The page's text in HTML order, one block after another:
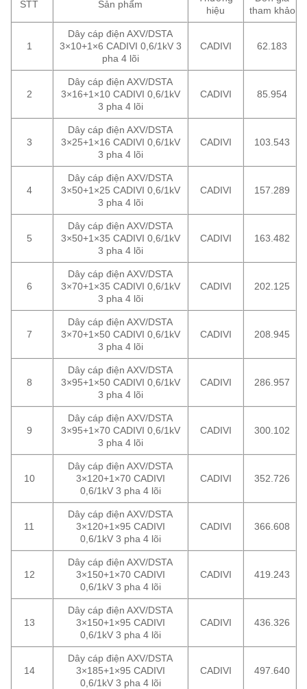
STT Sản phẩm
hiệu
tham khảo
1
Dây cáp điện AXV/DSTA
3×10+1×6 CADIVI 0,6/1kV 3
pha 4 lõi
CADIVI 62.183
2
Dây cáp điện AXV/DSTA
3×16+1×10 CADIVI 0,6/1kV
3 pha 4 lõi
CADIVI 85.954
3
Dây cáp điện AXV/DSTA
3×25+1×16 CADIVI 0,6/1kV
3 pha 4 lõi
CADIVI 103.543
4
Dây cáp điện AXV/DSTA
3×50+1×25 CADIVI 0,6/1kV
3 pha 4 lõi
CADIVI 157.289
5
Dây cáp điện AXV/DSTA
3×50+1×35 CADIVI 0,6/1kV
3 pha 4 lõi
CADIVI 163.482
6
Dây cáp điện AXV/DSTA
3×70+1×35 CADIVI 0,6/1kV
3 pha 4 lõi
CADIVI 202.125
7
Dây cáp điện AXV/DSTA
3×70+1×50 CADIVI 0,6/1kV
3 pha 4 lõi
CADIVI 208.945
8
Dây cáp điện AXV/DSTA
3×95+1×50 CADIVI 0,6/1kV
3 pha 4 lõi
CADIVI 286.957
9
Dây cáp điện AXV/DSTA
3×95+1×70 CADIVI 0,6/1kV
3 pha 4 lõi
CADIVI 300.102
10
Dây cáp điện AXV/DSTA
3×120+1×70 CADIVI
0,6/1kV 3 pha 4 lõi
CADIVI 352.726
11
Dây cáp điện AXV/DSTA
3×120+1×95 CADIVI
0,6/1kV 3 pha 4 lõi
CADIVI 366.608
12
Dây cáp điện AXV/DSTA
3×150+1×70 CADIVI
0,6/1kV 3 pha 4 lõi
CADIVI 419.243
13
Dây cáp điện AXV/DSTA
3×150+1×95 CADIVI
0,6/1kV 3 pha 4 lõi
CADIVI 436.326
14
Dây cáp điện AXV/DSTA
3×185+1×95 CADIVI
0,6/1kV 3 pha 4 lõi
CADIVI 497.640